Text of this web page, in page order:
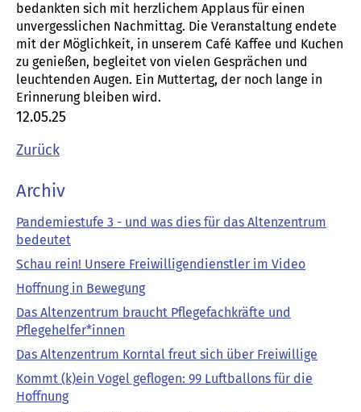
bedankten sich mit herzlichem Applaus für einen
unvergesslichen Nachmittag. Die Veranstaltung endete
mit der Möglichkeit, in unserem Café Kaffee und Kuchen
zu genießen, begleitet von vielen Gesprächen und
leuchtenden Augen. Ein Muttertag, der noch lange in
Erinnerung bleiben wird.
12.05.25
Zurück
Archiv
Pandemiestufe 3 - und was dies für das Altenzentrum
bedeutet
Schau rein! Unsere Freiwilligendienstler im Video
Hoffnung in Bewegung
Das Altenzentrum braucht Pflegefachkräfte und
Pflegehelfer*innen
Das Altenzentrum Korntal freut sich über Freiwillige
Kommt (k)ein Vogel geflogen: 99 Luftballons für die
Hoffnung